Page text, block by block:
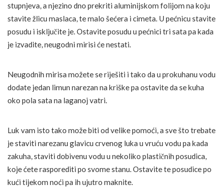
stupnjeva, a njezino dno prekriti aluminijskom folijom na koju
stavite žlicu maslaca, te malo šećera i cimeta. U pećnicu stavite
posudu i isključite je. Ostavite posudu u pećnici tri sata pa kada
je izvadite, neugodni mirisi će nestati.
Neugodnih mirisa možete se riješiti i tako da u prokuhanu vodu
dodate jedan limun narezan na kriške pa ostavite da se kuha
oko pola sata na laganoj vatri.
Luk vam isto tako može biti od velike pomoći, a sve što trebate
je staviti narezanu glavicu crvenog luka u vruću vodu pa kada
zakuha, staviti dobivenu vodu u nekoliko plastičnih posudica,
koje ćete rasporediti po svome stanu. Ostavite te posudice po
kući tijekom noći pa ih ujutro maknite.